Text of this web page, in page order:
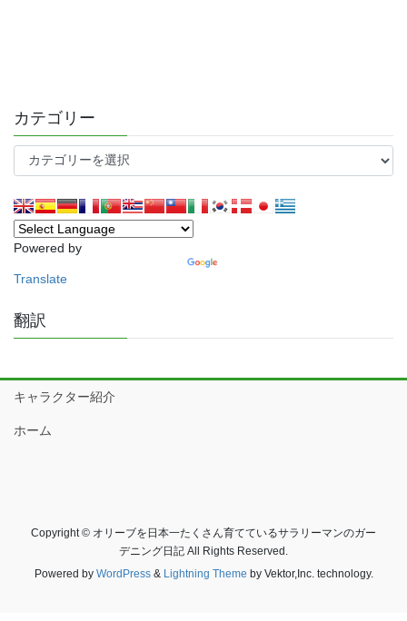
カテゴリー
テ
リ
ー
Powered by
Translate
翻訳
キャラクター紹介
ホーム
Copyright © オリーブを日本一たくさん育てているサラリーマンのガー
デニング日記 All Rights Reserved.
Powered by WordPress& Lightning Theme by Vektor,Inc. technology.